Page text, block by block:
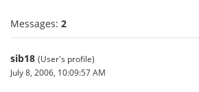
Messages: 2
sib18 (User's profile)
July 8, 2006, 10:09:57 AM